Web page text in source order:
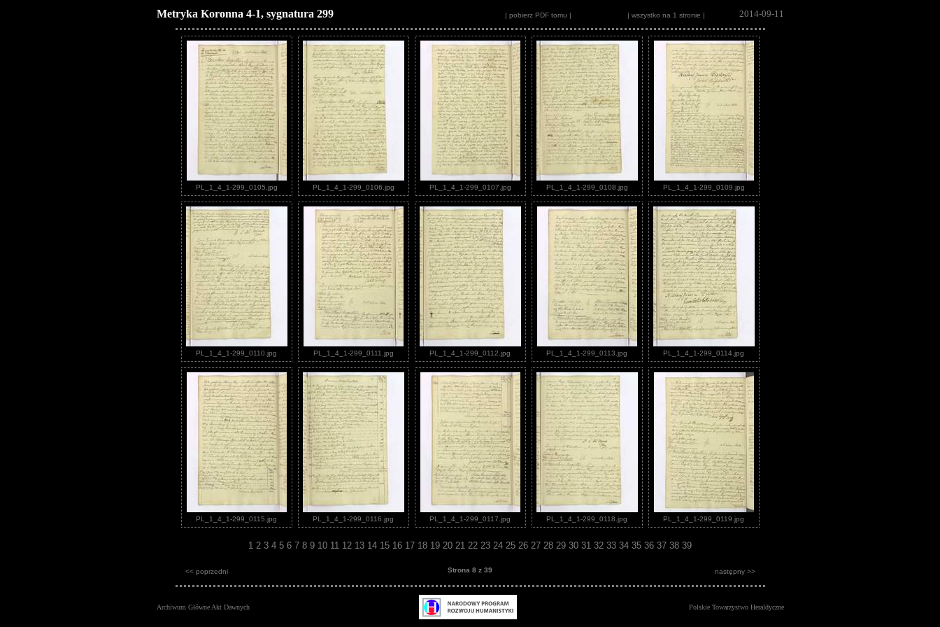
Metryka Koronna 4-1, sygnatura 299 | pobierz PDF tomu | | wszystko na 1 stronie | 2014-09-11
PL_1_4_1-299_0105.jpg PL_1_4_1-299_0106.jpg PL_1_4_1-299_0107.jpg PL_1_4_1-299_0108.jpg PL_1_4_1-299_0109.jpg
PL_1_4_1-299_0110.jpg PL_1_4_1-299_0111.jpg PL_1_4_1-299_0112.jpg PL_1_4_1-299_0113.jpg PL_1_4_1-299_0114.jpg
PL_1_4_1-299_0115.jpg PL_1_4_1-299_0116.jpg PL_1_4_1-299_0117.jpg PL_1_4_1-299_0118.jpg PL_1_4_1-299_0119.jpg
1 2 3 4 5 6 7 8 9 10 11 12 13 14 15 16 17 18 19 20 21 22 23 24 25 26 27 28 29 30 31 32 33 34 35 36 37 38 39
<< poprzedni Strona 8 z 39 następny >>
Archiwum Główne Akt Dawnych Polskie Towarzystwo Heraldyczne